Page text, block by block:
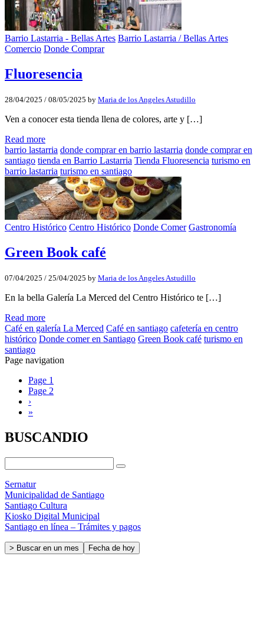
Barrio Lastarria - Bellas Artes Barrio Lastarria / Bellas Artes
Comercio Donde Comprar
Fluoresencia
28/04/2025 / 08/05/2025 by Maria de los Angeles Astudillo
Ven a conocer esta tienda llena de colores, arte y […]
Read more
barrio lastarria donde comprar en barrio lastarria donde comprar en
santiago tienda en Barrio Lastarria Tienda Fluoresencia turismo en
barrio lastarria turismo en santiago
Centro Histórico Centro Histórico Donde Comer Gastronomía
Green Book café
07/04/2025 / 25/04/2025 by Maria de los Angeles Astudillo
En la bella Galería La Merced del Centro Histórico te […]
Read more
Café en galería La Merced Café en santiago cafetería en centro
histórico Donde comer en Santiago Green Book café turismo en
santiago
Page navigation
Page 1
Page 2
›
»
BUSCANDIO
Sernatur
Municipalidad de Santiago
Santiago Cultura
Kiosko Digital Municipal
Santiago en línea – Trámites y pagos
> Buscar en un mes Fecha de hoy